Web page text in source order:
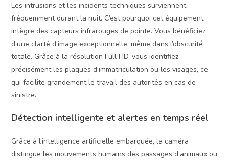
Les intrusions et les incidents techniques surviennent
fréquemment durant la nuit. C’est pourquoi cet équipement
intègre des capteurs infrarouges de pointe. Vous bénéficiez
d’une clarté d’image exceptionnelle, même dans l’obscurité
totale. Grâce à la résolution Full HD, vous identifiez
précisément les plaques d’immatriculation ou les visages, ce
qui facilite grandement le travail des autorités en cas de
sinistre.
Détection intelligente et alertes en temps réel
Grâce à l’intelligence artificielle embarquée, la caméra
distingue les mouvements humains des passages d’animaux ou